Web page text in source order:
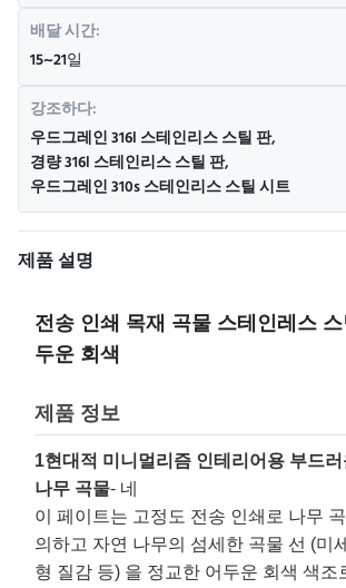
배달 시간:
15~21일
강조하다:
우드그레인 316l 스테인리스 스틸 판,
경량 316l 스테인리스 스틸 판,
우드그레인 310s 스테인리스 스틸 시트
제품 설명
전송 인쇄 목재 곡물 스테인레스 스
두운 회색
제품 정보
1현대적 미니멀리즘 인테리어용 부드
나무 곡물- 네
이 페이트는 고정도 전송 인쇄로 나무
의하고 자연 나무의 섬세한 곡물 선 (미
형 질감 등) 을 정교한 어두운 회색 색조